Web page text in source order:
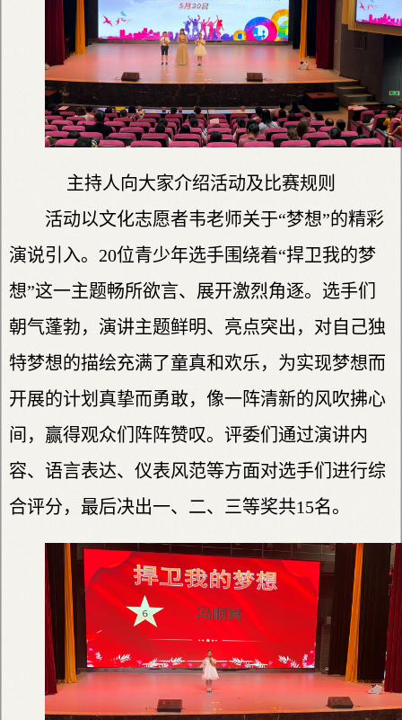
主持人向大家介绍活动及比赛规则
活动以文化志愿者韦老师关于“梦想”的精彩
演说引入。20位青少年选手围绕着“捍卫我的梦
想”这一主题畅所欲言、展开激烈角逐。选手们
朝气蓬勃，演讲主题鲜明、亮点突出，对自己独
特梦想的描绘充满了童真和欢乐，为实现梦想而
开展的计划真挚而勇敢，像一阵清新的风吹拂心
间，赢得观众们阵阵赞叹。评委们通过演讲内
容、语言表达、仪表风范等方面对选手们进行综
合评分，最后决出一、二、三等奖共15名。